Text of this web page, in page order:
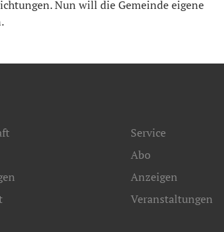
Nun will die Gemeinde eigene
Service
Abo
Anzeigen
Veranstaltungen